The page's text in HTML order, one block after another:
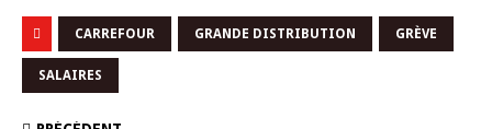
CARREFOUR GRANDE DISTRIBUTION GRÈVE
SALAIRES